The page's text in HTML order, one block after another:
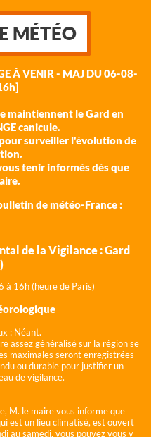
MÉTÉO
À VENIR - MAJ DU 06-08-
maintiennent le Gard en
canicule.
surveiller l'évolution de
tenir informés dès que
de météo-France :
de la Vigilance : Gard
à 16h (heure de Paris)
: Néant.
assez généralisé sur la région se
maximales seront enregistrées
ou durable pour justifier un
de vigilance.
M. le maire vous informe que
est un lieu climatisé, est ouvert
au samedi, vous pouvez vous y